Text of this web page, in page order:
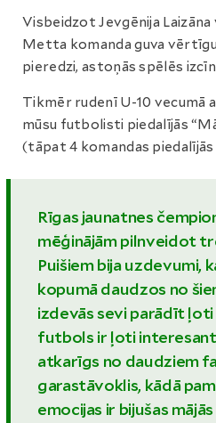
Visbeidzot Jevgēnija Laizāna
Metta komanda guva
pieredzi, astoņās spēlēs
Tikmēr rudenī U-10 vecumā
mūsu futbolisti piedalījās
(tāpat 4 komandas piedalījās
Rīgas jaunatnes
mēģinājām pilnveidot
Puišiem bija uzdevumi,
kopumā daudzos no
izdevās sevi parādīt ļoti
futbols ir ļoti
atkarīgs no daudziem
garastāvoklis, kādā
emocijas ir bijušas